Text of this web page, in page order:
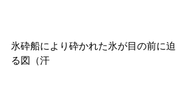
氷砕船により砕かれた氷が目の前に迫
る図（汗